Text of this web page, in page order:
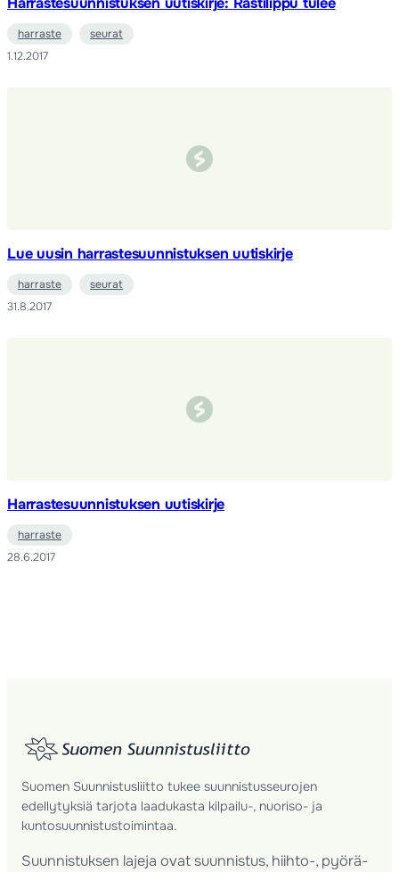
harraste
seurat
1.12.2017
Lue uusin harrastesuunnistuksen uutiskirje
harraste
seurat
31.8.2017
Harrastesuunnistuksen uutiskirje
harraste
28.6.2017
Suomen Suunnistusliitto tukee suunnistusseurojen
edellytyksiä tarjota laadukasta kilpailu-, nuoriso- ja
kuntosuunnistustoimintaa.
Suunnistuksen lajeja ovat suunnistus, hiihto-, pyörä-